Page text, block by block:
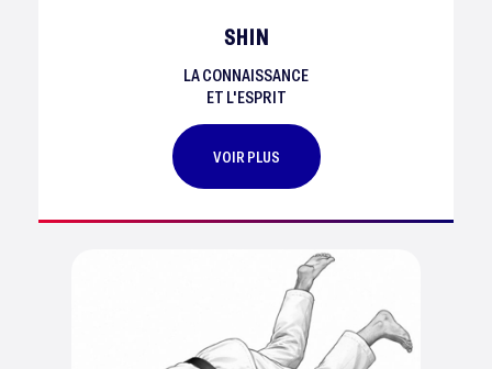
SHIN
LA CONNAISSANCE
ET L'ESPRIT
VOIR PLUS